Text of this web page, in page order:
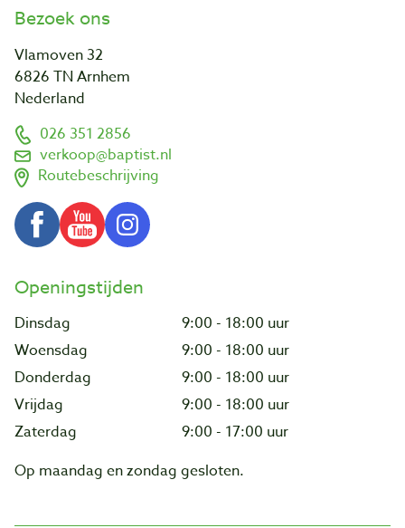
Bezoek ons
Vlamoven 32
6826 TN Arnhem
Nederland
026 351 2856
verkoop@baptist.nl
Routebeschrijving
Openingstijden
Dinsdag
9:00 - 18:00 uur
Woensdag
9:00 - 18:00 uur
Donderdag
9:00 - 18:00 uur
Vrijdag
9:00 - 18:00 uur
Zaterdag
9:00 - 17:00 uur
Op maandag en zondag gesloten.